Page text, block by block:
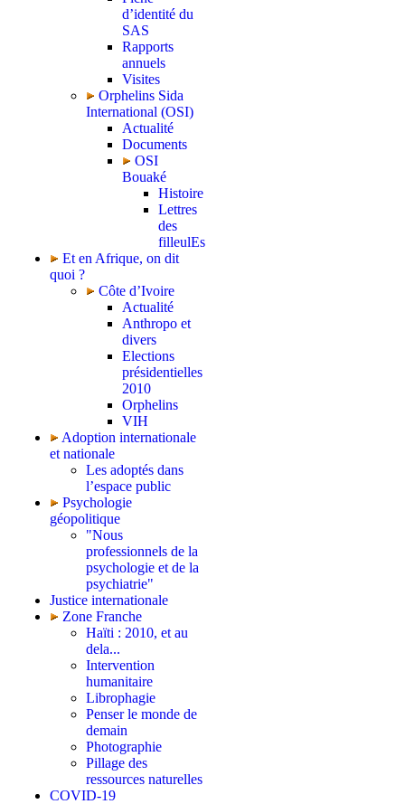
d’identité du
SAS
Rapports
annuels
Visites
Orphelins Sida
International (OSI)
Actualité
Documents
OSI
Bouaké
Histoire
Lettres
des
filleulEs
Et en Afrique, on dit
quoi ?
Côte d’Ivoire
Actualité
Anthropo et
divers
Elections
présidentielles
2010
Orphelins
VIH
Adoption internationale
et nationale
Les adoptés dans
l’espace public
Psychologie
géopolitique
"Nous
professionnels de la
psychologie et de la
psychiatrie"
Justice internationale
Zone Franche
Haïti : 2010, et au
dela...
Intervention
humanitaire
Librophagie
Penser le monde de
demain
Photographie
Pillage des
ressources naturelles
COVID-19